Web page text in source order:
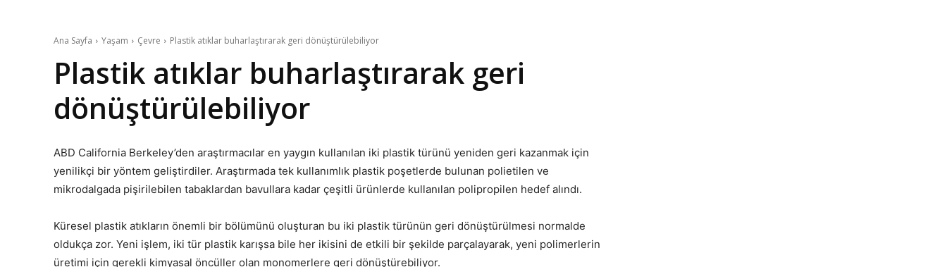
Ana Sayfa Yaşam Çevre Plastik atıklar buharlaştırarak geri dönüştürülebiliyor
Plastik atıklar buharlaştırarak geri
dönüştürülebiliyor
ABD California Berkeley’den araştırmacılar en yaygın kullanılan iki plastik türünü yeniden geri kazanmak için
yenilikçi bir yöntem geliştirdiler. Araştırmada tek kullanımlık plastik poşetlerde bulunan polietilen ve
mikrodalgada pişirilebilen tabaklardan bavullara kadar çeşitli ürünlerde kullanılan polipropilen hedef alındı.
Küresel plastik atıkların önemli bir bölümünü oluşturan bu iki plastik türünün geri dönüştürülmesi normalde
oldukça zor. Yeni işlem, iki tür plastik karışsa bile her ikisini de etkili bir şekilde parçalayarak, yeni polimerlerin
üretimi için gerekli kimyasal öncüller olan monomerlere geri dönüştürebiliyor.